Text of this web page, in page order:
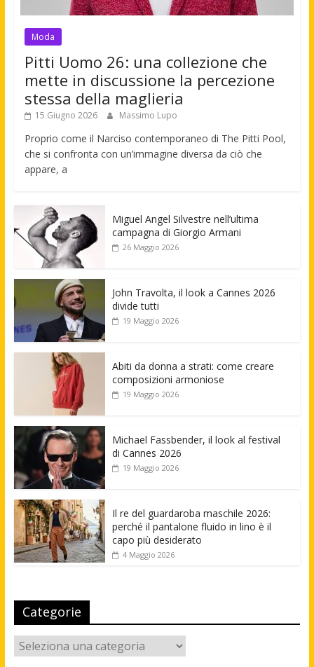
Moda
Pitti Uomo 26: una collezione che
mette in discussione la percezione
stessa della maglieria
15 Giugno 2026 Massimo Lupo
Proprio come il Narciso contemporaneo di The Pitti Pool,
che si confronta con un’immagine diversa da ciò che
appare, a
Miguel Angel Silvestre nell’ultima
campagna di Giorgio Armani
26 Maggio 2026
John Travolta, il look a Cannes 2026
divide tutti
19 Maggio 2026
Abiti da donna a strati: come creare
composizioni armoniose
19 Maggio 2026
Michael Fassbender, il look al festival
di Cannes 2026
19 Maggio 2026
Il re del guardaroba maschile 2026:
perché il pantalone fluido in lino è il
capo più desiderato
4 Maggio 2026
Categorie
Categorie